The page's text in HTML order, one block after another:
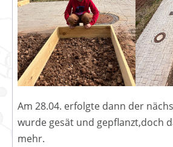
Am 28.04. erfolgte dann der
wurde gesät und gepflanzt,doch
mehr.